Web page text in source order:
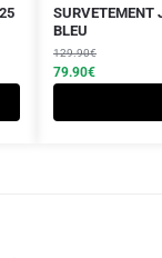
SURVETEMENT
BLEU
129.90€
Le
prix
initial
était :
79.90€
Le
prix
actuel
est :
Ce
produit
a
plusieurs
variations.